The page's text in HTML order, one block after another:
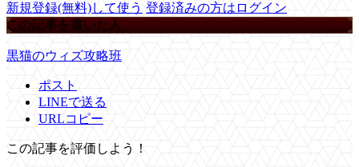
新規登録(無料)して使う 登録済みの方はログイン
この記事を書いた人
黒猫のウィズ攻略班
ポスト
LINEで送る
URLコピー
この記事を評価しよう！